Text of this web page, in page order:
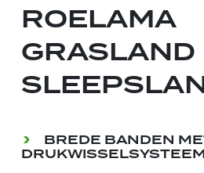
ROELAMA
GRASLAND
BREDE BANDEN